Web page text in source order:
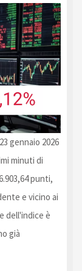
gennaio 2026
minuti di
punti,
e vicino ai
dell'indice è
già